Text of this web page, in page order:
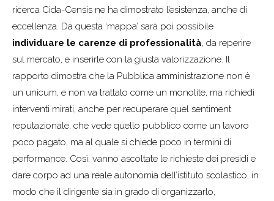
ricerca Cida-Censis ne ha dimostrato l’esistenza, anche di
eccellenza. Da questa ‘mappa’ sarà poi possibile
individuare le carenze di professionalità, da reperire
sul mercato, e inserirle con la giusta valorizzazione. Il
rapporto dimostra che la Pubblica amministrazione non è
un unicum, e non va trattato come un monolite, ma richiedi
interventi mirati, anche per recuperare quel sentiment
reputazionale, che vede quello pubblico come un lavoro
poco pagato, ma al quale si chiede poco in termini di
performance. Così, vanno ascoltate le richieste dei presidi e
dare corpo ad una reale autonomia dell’istituto scolastico, in
modo che il dirigente sia in grado di organizzarlo,